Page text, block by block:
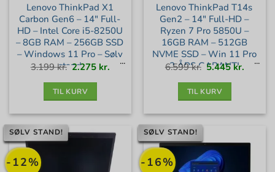
Lenovo ThinkPad X1
Carbon Gen6 – 14″ Full-
HD – Intel Core i5-8250U
– 8GB RAM – 256GB SSD
– Windows 11 Pro – Sølv
stand
3.199kr. Den
oprindelige
pris
2.275 kr. Den
TIL KURV
Lenovo ThinkPad T14s
Gen2 – 14″ Full-HD –
Ryzen 7 Pro 5850U –
16GB RAM – 512GB
NVME SSD – Win 11 Pro
– 3 ÅRS GARANTI –
6.599kr. Den
oprindelige
pris
5.445kr. Den
TIL KURV
-12%
SØLV STAND!
-16%
SØLV STAND!